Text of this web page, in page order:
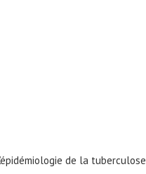
de la tuberculose